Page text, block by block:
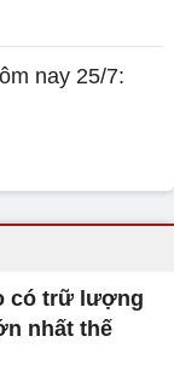
nay 25/7:
có trữ lượng
nhất thế